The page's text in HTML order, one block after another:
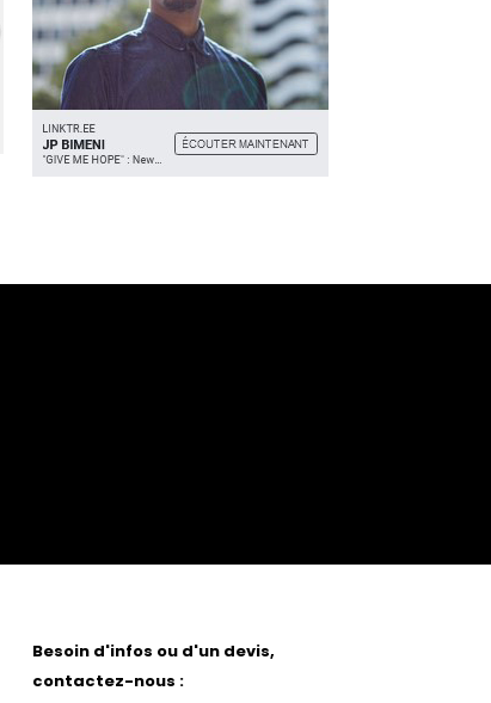
Besoin d'infos ou d'un devis,
contactez-nous :